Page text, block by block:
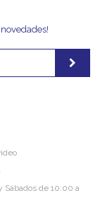
Sábados de 10:00 a